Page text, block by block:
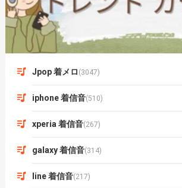
Jpop 着メロ (3047)
iphone 着信音(510)
xperia 着信音(267)
galaxy 着信音(314)
line 着信音(217)